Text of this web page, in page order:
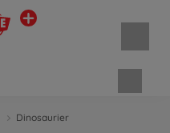
Dinosaurier